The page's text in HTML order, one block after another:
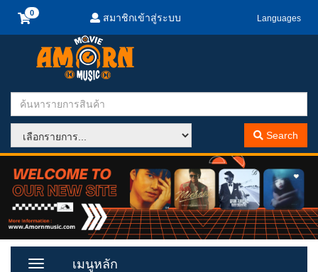
สมาชิกเข้าสู่ระบบ Languages
Search
Toggle
เมนูหลัก